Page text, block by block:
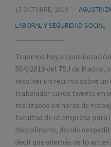
15 OCTUBRE, 2019
LABORAL Y SEGURIDAD SOCIAL
Traemos hoy a
804/2019 del TSJ de Madrid,
resolver un recurso sobre
trabajador cuyos tweets en
realizados en horas de
facultad de la empresa para
disciplinario, decide
decir que además de lo